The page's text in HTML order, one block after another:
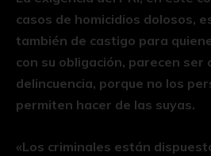
casos de homicidios dolosos,
también de castigo para
con su obligación, parecen ser
delincuencia, porque no los
permiten hacer de las suyas.
«Los criminales están